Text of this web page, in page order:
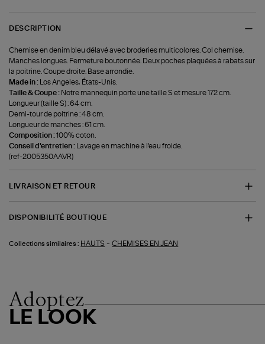
DESCRIPTION
Chemise en denim bleu délavé avec broderies multicolores. Col chemise.
Manches longues. Fermeture boutonnée. Deux poches plaquées à rabats sur
la poitrine. Coupe droite. Base arrondie.
Made in :
Los Angeles, États-Unis.
Taille & Coupe : Notre mannequin porte une taille S et mesure 172 cm.
Longueur (taille S) : 64 cm.
Demi-tour de poitrine : 48 cm.
Longueur de manches : 61 cm.
Composition :100% coton.
Conseil d'entretien :
Lavage en machine à l'eau froide.
(ref-2005350AAVR)
LIVRAISON ET RETOUR
DISPONIBILITÉ BOUTIQUE
Collections similaires : HAUTS -CHEMISES EN JEAN
Adoptez
LE LOOK